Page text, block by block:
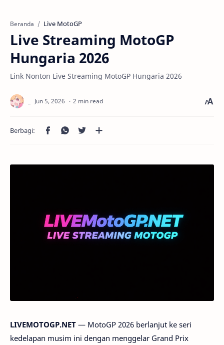
Beranda Live MotoGP
Live Streaming MotoGP
Hungaria 2026
Link Nonton Live Streaming MotoGP Hungaria 2026
2 min read
LIVEMOTOGP.NET — MotoGP 2026 berlanjut ke seri
kedelapan musim ini dengan menggelar Grand Prix